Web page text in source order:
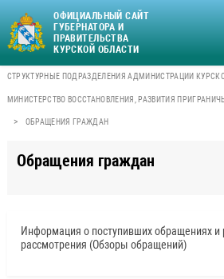
ОФИЦИАЛЬНЫЙ САЙТ
ГУБЕРНАТОРА И
ПРАВИТЕЛЬСТВА
КУРСКОЙ ОБЛАСТИ
СТРУКТУРНЫЕ ПОДРАЗДЕЛЕНИЯ АДМИНИСТРАЦИИ
МИНИСТЕРСТВО ВОССТАНОВЛЕНИЯ, РАЗВИТИЯ
> ОБРАЩЕНИЯ ГРАЖДАН
Обращения граждан
Информация о поступивших обращениях и
рассмотрения (Обзоры обращений)